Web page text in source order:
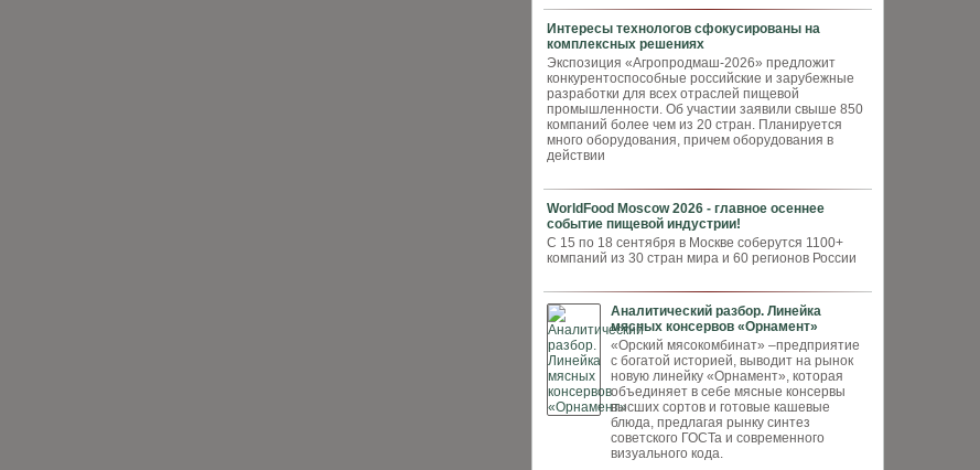
Интересы технологов сфокусированы на
комплексных решениях
Экспозиция «Агропродмаш-2026» предложит
конкурентоспособные российские и зарубежные
разработки для всех отраслей пищевой
промышленности. Об участии заявили свыше 850
компаний более чем из 20 стран. Планируется
много оборудования, причем оборудования в
действии
WorldFood Moscow 2026 - главное осеннее
событие пищевой индустрии!
С 15 по 18 сентября в Москве соберутся 1100+
компаний из 30 стран мира и 60 регионов России
Аналитический разбор. Линейка
мясных консервов «Орнамент»
«Орский мясокомбинат» –предприятие
с богатой историей, выводит на рынок
новую линейку «Орнамент», которая
объединяет в себе мясные консервы
высших сортов и готовые кашевые
блюда, предлагая рынку синтез
советского ГОСТа и современного
визуального кода.